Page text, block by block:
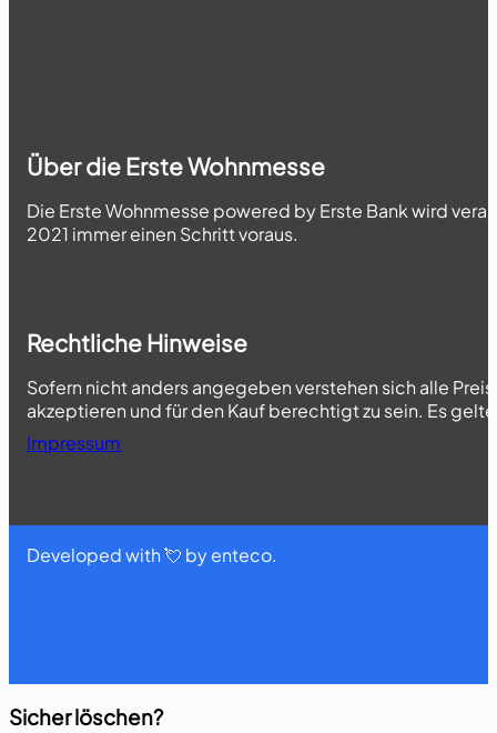
Über die Erste Wohnmesse
Die Erste Wohnmesse powered by Erste Bank wird
2021 immer einen Schritt voraus.
Rechtliche Hinweise
Sofern nicht anders angegeben verstehen sich alle
akzeptieren und für den Kauf berechtigt zu sein. Es
Impressum
Developed with 💘 by enteco.
Sicher löschen?